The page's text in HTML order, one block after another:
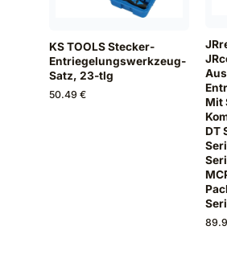
KS TOOLS Stecker-
Entriegelungswerkzeug-
Satz, 23-tlg
50.49 €
Mit
DT